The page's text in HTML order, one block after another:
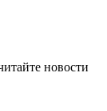
новости